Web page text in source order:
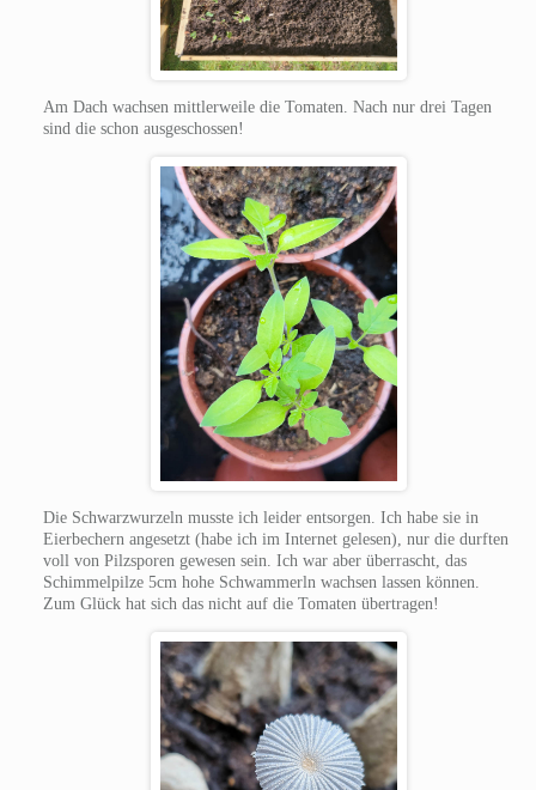
Am Dach wachsen mittlerweile die Tomaten. Nach nur drei Tagen
sind die schon ausgeschossen!
Die Schwarzwurzeln musste ich leider entsorgen. Ich habe sie in
Eierbechern angesetzt (habe ich im Internet gelesen), nur die durften
voll von Pilzsporen gewesen sein. Ich war aber überrascht, das
Schimmelpilze 5cm hohe Schwammerln wachsen lassen können.
Zum Glück hat sich das nicht auf die Tomaten übertragen!